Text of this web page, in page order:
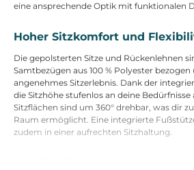
eine ansprechende Optik mit funktionalen
Hoher Sitzkomfort und
Die gepolsterten Sitze und Rückenlehnen
Samtbezügen aus 100 % Polyester
angenehmes Sitzerlebnis. Dank der
die Sitzhöhe stufenlos an deine Bedürfnisse
Sitzflächen sind um 360° drehbar, was dir
Raum ermöglicht. Eine integrierte
zudem in einer aufrechten Sitzhaltung.